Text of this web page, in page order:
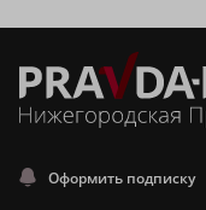
Оформить подписку